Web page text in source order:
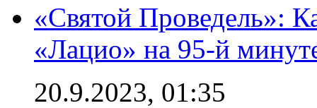
«Святой Проведель»:
«Лацио» на 95-й
20.9.2023, 01:35